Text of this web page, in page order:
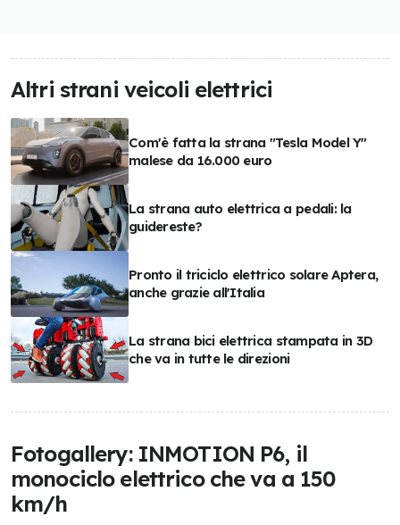
Altri strani veicoli elettrici
Com'è fatta la strana "Tesla Model Y"
malese da 16.000 euro
La strana auto elettrica a pedali: la
guidereste?
Pronto il triciclo elettrico solare Aptera,
anche grazie all'Italia
La strana bici elettrica stampata in 3D
che va in tutte le direzioni
Fotogallery: INMOTION P6, il
monociclo elettrico che va a 150
km/h